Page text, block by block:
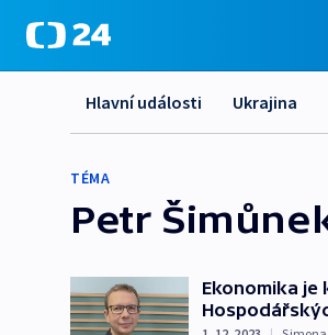
Hlavní události Ukrajina
TÉMA
Petr
Ekonomika je